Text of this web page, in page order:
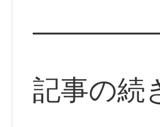
記事の続